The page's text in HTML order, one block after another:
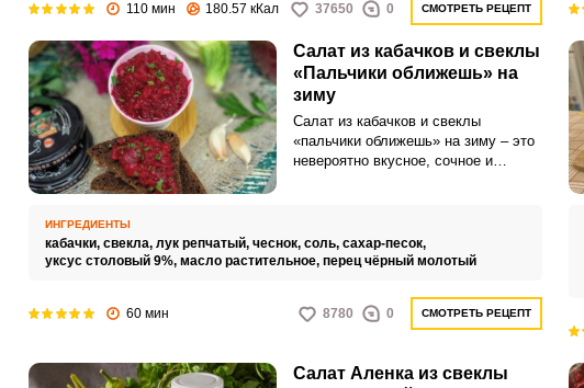
110 мин 180.57 кКал 37650 0 СМОТРЕТЬ РЕЦЕПТ
Салат из кабачков и свеклы
«Пальчики оближешь» на
зиму
Салат из кабачков и свеклы
«пальчики оближешь» на зиму – это
невероятно вкусное, сочное и
блюдами.
ИНГРЕДИЕНТЫ
кабачки, свекла, лук репчатый, чеснок, соль, сахар-песок,
уксус столовый 9%, масло растительное, перец чёрный молотый
60 мин 8780 0 СМОТРЕТЬ РЕЦЕПТ
Салат Аленка из свеклы